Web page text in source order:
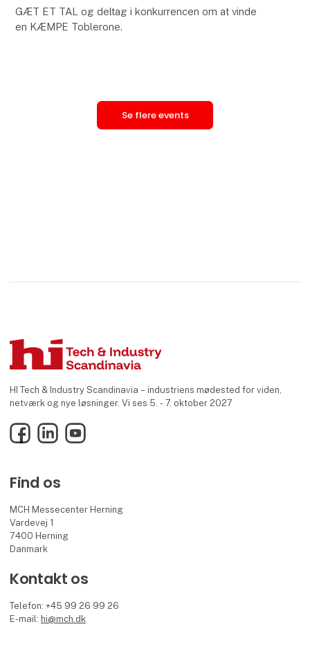
GÆT ET TAL og deltag i konkurrencen om at vinde
en KÆMPE Toblerone.
Se flere events
HI Tech & Industry Scandinavia – industriens mødested for viden,
netværk og nye løsninger. Vi ses 5. - 7. oktober 2027
FacebookLinkedInYouTube
Find os
MCH Messecenter Herning
Vardevej 1
7400 Herning
Danmark
Kontakt os
Telefon: +45 99 26 99 26
E-mail: hi@mch.dk